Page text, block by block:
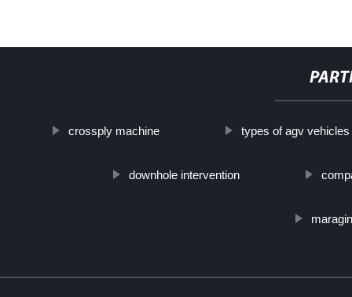
crossply machine types of agv vehicles
downhole intervention